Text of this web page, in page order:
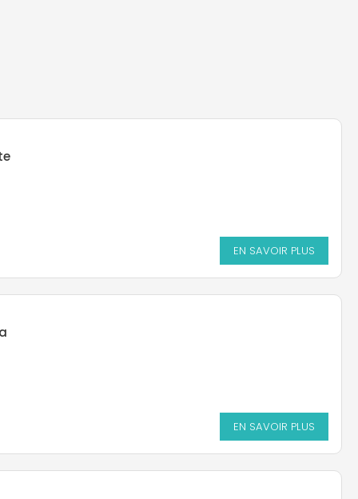
EN SAVOIR PLUS
EN SAVOIR PLUS